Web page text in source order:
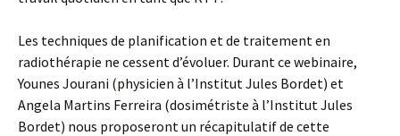
Les techniques de planification et de traitement en
radiothérapie ne cessent d’évoluer. Durant ce webinaire,
Younes Jourani (physicien à l’Institut Jules Bordet) et
Angela Martins Ferreira (dosimétriste à l’Institut Jules
Bordet) nous proposeront un récapitulatif de cette